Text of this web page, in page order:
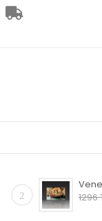
2
1296